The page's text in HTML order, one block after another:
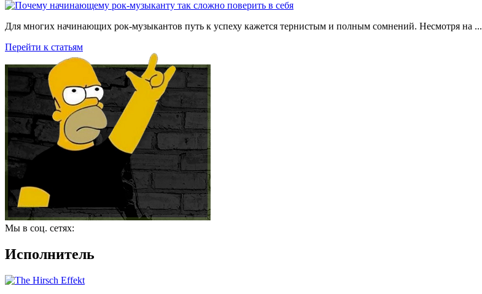
Для многих начинающих рок-музыкантов путь к успеху кажется тернистым и полным сомнений. Несмотря на ...
Перейти к статьям
Мы в соц. сетях:
Исполнитель